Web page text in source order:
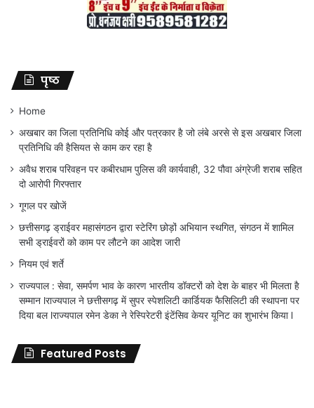
पृष्ठ
Home
अखबार का जिला प्रतिनिधि कोई और पत्रकार है जो लंबे अरसे से इस अखबार जिला
प्रतिनिधि की हैसियत से काम कर रहा है
अवैध शराब परिवहन पर कबीरधाम पुलिस की कार्यवाही, 32 पौवा अंग्रेजी शराब सहित
दो आरोपी गिरफ्तार
गूगल पर खोजें
छत्तीसगढ़ ड्राईवर महासंगठन द्वारा स्टेरिंग छोड़ों अभियान स्थगित, संगठन में शामिल
सभी ड्राईवरों को काम पर लौटने का आदेश जारी
नियम एवं शर्ते
राज्यपाल : सेवा, समर्पण भाव के कारण भारतीय डॉक्टरों को देश के बाहर भी मिलता है
सम्मान lराज्यपाल ने छत्तीसगढ़ में सुपर स्पेशलिटी कार्डियक फैसिलिटी की स्थापना पर
दिया बल lराज्यपाल रमेन डेका ने रेस्पिरेटरी इंटेंसिव केयर यूनिट का शुभारंभ किया l
Featured Posts